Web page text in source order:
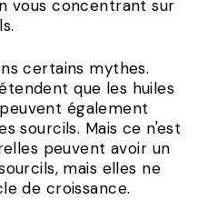
vous concentrant sur
certains mythes.
que les huiles
également
sourcils. Mais ce n'est
peuvent avoir un
mais elles ne
de croissance.